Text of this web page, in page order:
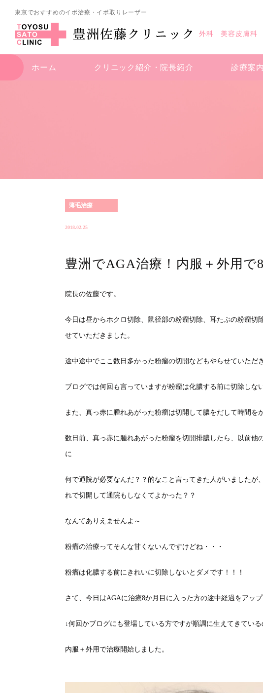
東京でおすすめのイボ治療・イボ取りレーザー
外科 美容皮膚科
ホーム クリニック紹介・ 院長紹介 診療案内
薄毛治療
2018.02.25
豊洲でAGA治療！内服＋外用で
院長の佐藤です。
今日は昼からホクロ切除、鼠径部の粉瘤切除、耳たぶの粉瘤切
せていただきました。
途中途中でここ数日多かった粉瘤の切開などもやらせていただ
ブログでは何回も言っていますが粉瘤は化膿する前に切除しな
また、真っ赤に腫れあがった粉瘤は切開して膿をだして時間を
数日前、真っ赤に腫れあがった粉瘤を切開排膿したら、以前他
に
何で通院が必要なんだ？？的なこと言ってきた人がいましたが
れで切開して通院もしなくてよかった？？
なんてありえませんよ～
粉瘤の治療ってそんな甘くないんですけどね・・・
粉瘤は化膿する前にきれいに切除しないとダメです！！！
さて、今日はAGAに治療8か月目に入った方の途中経過をアップ
↓何回かブログにも登場している方ですが順調に生えてきている
内服＋外用で治療開始しました。